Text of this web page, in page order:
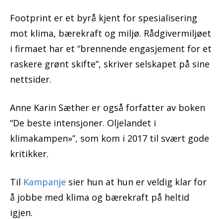
Footprint er et byrå kjent for spesialisering
mot klima, bærekraft og miljø. Rådgivermiljøet
i firmaet har et “brennende engasjement for et
raskere grønt skifte”, skriver selskapet på sine
nettsider.
Anne Karin Sæther er også forfatter av boken
“De beste intensjoner. Oljelandet i
klimakampen»”, som kom i 2017 til svært gode
kritikker.
Til Kampanje sier hun at hun er veldig klar for
å jobbe med klima og bærekraft på heltid
igjen.